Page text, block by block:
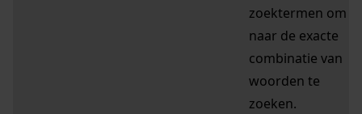
zoektermen om
naar de exacte
combinatie van
woorden te
zoeken.